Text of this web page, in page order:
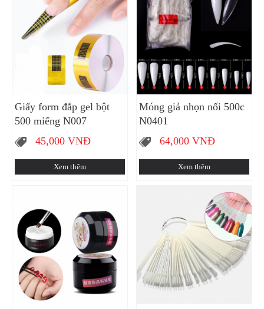
Giấy form đắp gel bột
500 miếng N007
45,000VNĐ
Xem thêm
Móng giả nhọn nối 500c
N0401
64,000 VNĐ
Xem thêm